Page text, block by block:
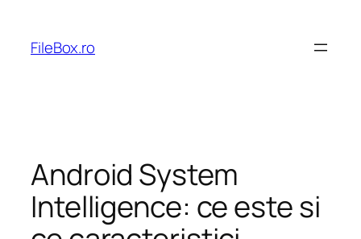
content
FileBox.ro
Android System
Intelligence: ce este si